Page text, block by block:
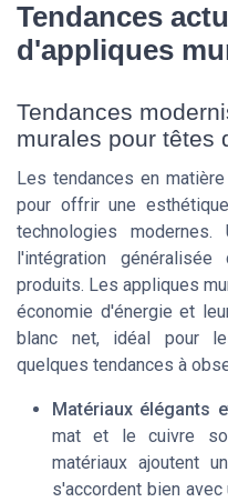
Tendances
d'appliques
Tendances
murales pour têtes
Les tendances en
pour offrir une
technologies
l'intégration
produits. Les appliques
économie d'énergie et
blanc net, idéal pour
quelques tendances à
Matériaux élégants
mat et le cuivre
matériaux ajoutent
s'accordent bien